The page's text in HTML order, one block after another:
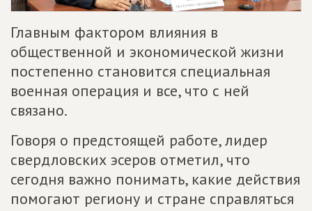
Главным фактором влияния в
общественной и экономической жизни
постепенно становится специальная
военная операция и все, что с ней
связано.
Говоря о предстоящей работе, лидер
свердловских эсеров отметил, что
сегодня важно понимать, какие действия
помогают региону и стране справляться